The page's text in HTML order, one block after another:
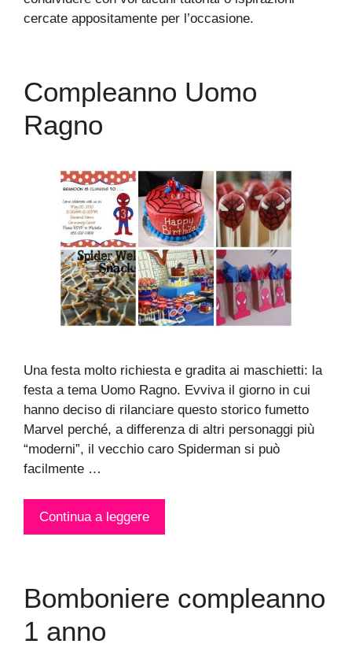
cercate appositamente per l’occasione.
Compleanno Uomo
Ragno
Una festa molto richiesta e gradita ai maschietti: la
festa a tema Uomo Ragno. Evviva il giorno in cui
hanno deciso di rilanciare questo storico fumetto
Marvel perché, a differenza di altri personaggi più
“moderni”, il vecchio caro Spiderman si può
facilmente …
Continua a leggere
Bomboniere compleanno
1 anno